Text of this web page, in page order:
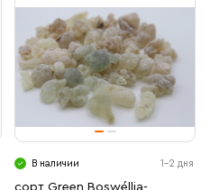
В наличии 1-2 дня
сорт Green Boswéllia-